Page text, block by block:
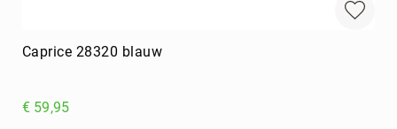
Caprice 28320 blauw
€ 59,95